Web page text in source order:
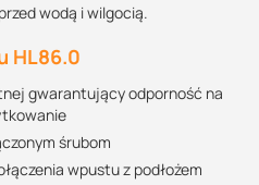
wodą i wilgocią.
HL86.0
gwarantujący odporność na
śrubom
wpustu z podłożem